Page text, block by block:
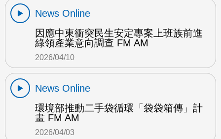
News Online
因應中東衝突民生安定專案上班族前進
綠領產業意向調查 FM AM
2026/04/10
News Online
環境部推動二手袋循環「袋袋箱傳」計
畫 FM AM
2026/04/03